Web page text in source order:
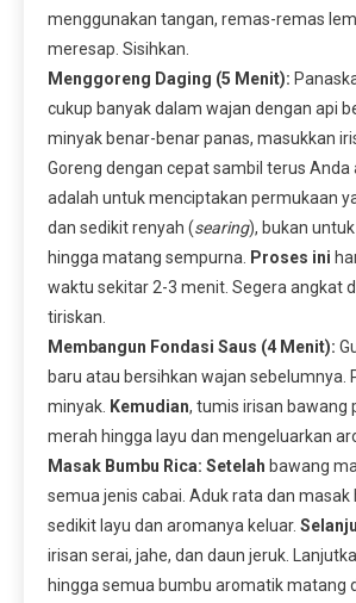
menggunakan tangan, remas-remas
meresap. Sisihkan.
Menggoreng Daging (5 Menit):
cukup banyak dalam wajan dengan api
minyak benar-benar panas, masukkan
Goreng dengan cepat sambil terus Anda
adalah untuk menciptakan permukaan
dan sedikit renyah (searing), bukan
hingga matang sempurna.
Proses ini
waktu sekitar 2-3 menit. Segera angkat
tiriskan.
Membangun Fondasi Saus (4 Menit):
baru atau bersihkan wajan sebelumnya.
minyak. Kemudian, tumis irisan bawang
merah hingga layu dan mengeluarkan
Masak Bumbu Rica: Setelah bawang
semua jenis cabai. Aduk rata dan masak
sedikit layu dan aromanya keluar.
irisan serai, jahe, dan daun jeruk.
hingga semua bumbu aromatik matang